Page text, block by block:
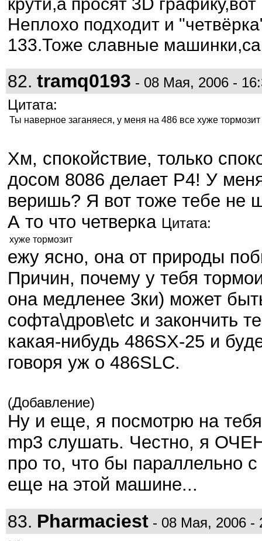
Неплохо подходит и
133.Тоже славные
82. tramq0193 - 08 Мая, 2006 -
Цитата:
Ты наверное заганяеся, у меня на 486 все хуже
Хм, спокойствие, только
досом 8086 делает Р4! У
веришь? Я вот тоже тебе не
А то что четверка Цитата:
хуже тормозит
ежу ясно, она от природы
Причин, почему у тебя
она медленее 3ки) может
софта\дров\etc и закончить
какая-нибудь 486SX-25 и
говоря уж о 486SLC.
(Добавление)
Ну и еще, я посмотрю на
mp3 слушать. Честно, я
про то, что бы параллельно
еще на этой машине...
83. Pharmaciest - 08 Мая, 2006 -